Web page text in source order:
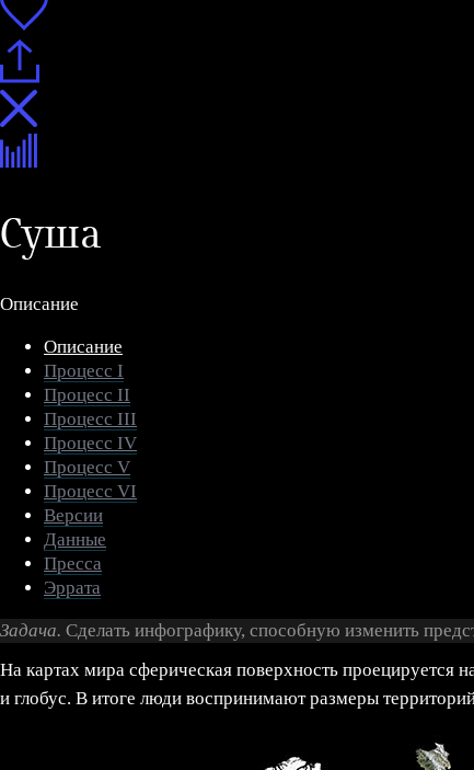
Суша
Описание
Описание
Процесс I
Процесс II
Процесс III
Процесс IV
Процесс V
Процесс VI
Версии
Данные
Пресса
Эррата
Задача. Сделать инфографику, способную изменить
На картах мира сферическая поверхность проецируется
и глобус. В итоге люди воспринимают размеры